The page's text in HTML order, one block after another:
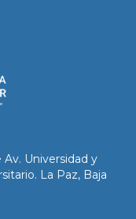
Universidad y
La Paz, Baja